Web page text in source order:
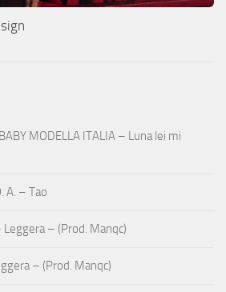
MODELLA ITALIA – Luna lei mi
A. – Tao
Leggera – (Prod. Manqc)
– (Prod. Manqc)